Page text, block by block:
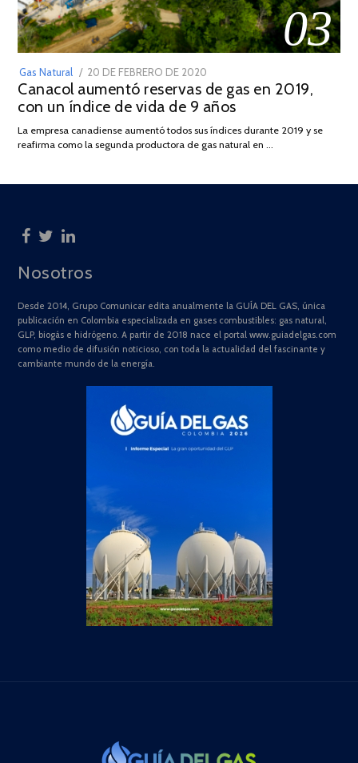
03
Gas Natural
POSTED
ON
20 DE FEBRERO DE 2020
DE
JULIO
2025
Canacol aumentó reservas de gas en 2019,
con un índice de vida de 9 años
La empresa canadiense aumentó todos sus índices durante 2019 y se
reafirma como la segunda productora de gas natural en …
Nosotros
Desde 2014, Grupo Comunicar edita anualmente la GUÍA DEL GAS, única
publicación en Colombia especializada en gases combustibles: gas natural,
GLP, biogás e hidrógeno. A partir de 2018 nace el portal www.guiadelgas.com
como medio de difusión noticioso, con toda la actualidad del fascinante y
cambiante mundo de la energía.